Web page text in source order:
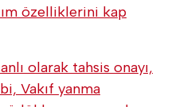
özelliklerini kap
olarak tahsis onayı,
Vakıf yanma